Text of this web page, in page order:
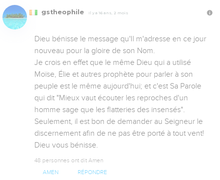
gstheophile Il y a 16 ans, 2 mois
Dieu bénisse le message qu'Il m'adresse en ce jour
nouveau pour la gloire de son Nom.
Je crois en effet que le même Dieu qui a utilisé
Moïse, Élie et autres prophète pour parler à son
peuple est le même aujourd'hui; et c'est Sa Parole
qui dit "Mieux vaut écouter les reproches d'un
homme sage que les flatteries des insensés".
Seulement, il est bon de demander au Seigneur le
discernement afin de ne pas être porté à tout vent!
Dieu vous bénisse.
48 personnes ont dit Amen
AMEN RÉPONDRE